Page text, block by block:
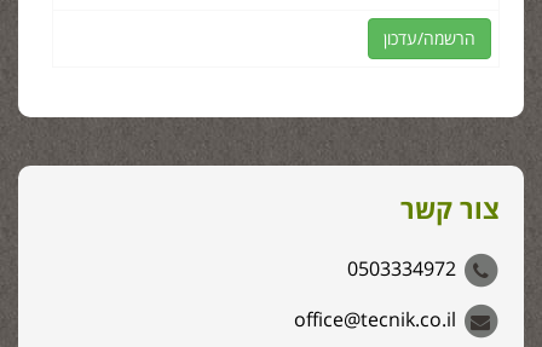
צור קשר
0503334972
office@tecnik.co.il